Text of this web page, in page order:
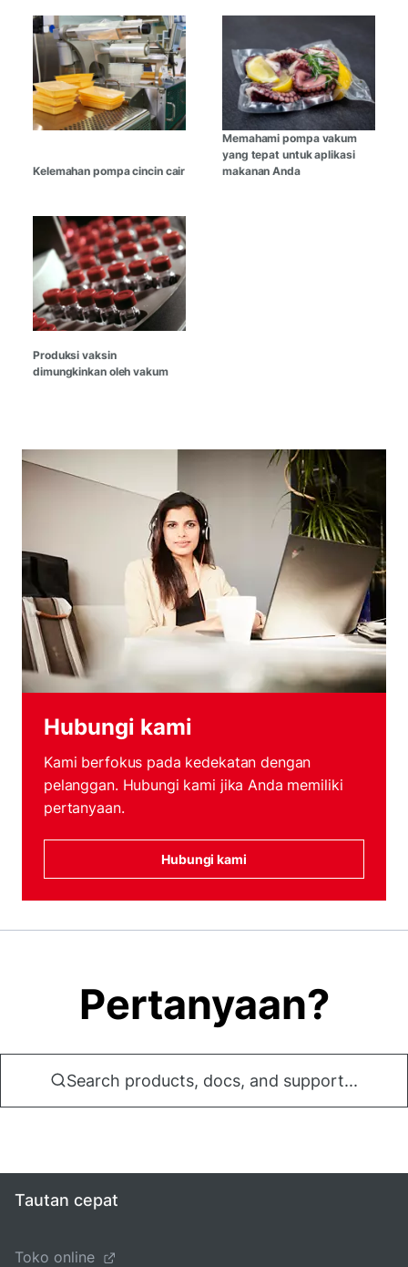
Kelemahan pompa cincin cair
Memahami pompa vakum
yang tepat untuk aplikasi
makanan Anda
Produksi vaksin
dimungkinkan oleh vakum
Hubungi kami
Kami berfokus pada kedekatan dengan
pelanggan. Hubungi kami jika Anda memiliki
pertanyaan.
Hubungi kami
Pertanyaan?
Search products, docs, and support...
Tautan cepat
Toko online